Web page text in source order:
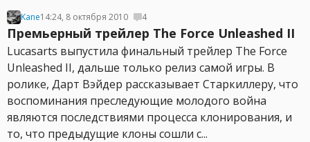
Kane14:24, 8 октября 2010 4
Премьерный трейлер The Force Unleashed II
Lucasarts выпустила финальный трейлер The Force
Unleashed II, дальше только релиз самой игры. В
ролике, Дарт Вэйдер рассказывает Старкиллеру, что
воспоминания преследующие молодого война
являются последствиями процесса клонирования, и
то, что предыдущие клоны сошли с...